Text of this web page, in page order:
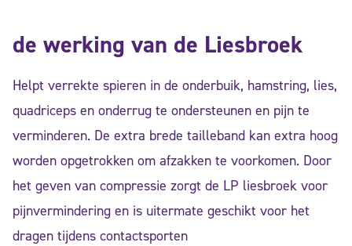
de werking van de Liesbroek
Helpt verrekte spieren in de onderbuik, hamstring, lies,
quadriceps en onderrug te ondersteunen en pijn te
verminderen. De extra brede tailleband kan extra hoog
worden opgetrokken om afzakken te voorkomen. Door
het geven van compressie zorgt de LP liesbroek voor
pijnvermindering en is uitermate geschikt voor het
dragen tijdens contactsporten